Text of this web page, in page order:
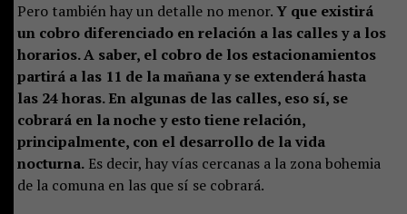
Pero también hay un detalle no menor.Y que existirá
un cobro diferenciado en relación a las calles y a los
horarios. A saber, el cobro de los estacionamientos
partirá a las 11 de la mañana y se extenderá hasta
las 24 horas. En algunas de las calles, eso sí, se
cobrará en la noche y esto tiene relación,
principalmente, con el desarrollo de la vida
nocturna.Es decir, hay vías cercanas a la zona bohemia
de la comuna en las que sí se cobrará.